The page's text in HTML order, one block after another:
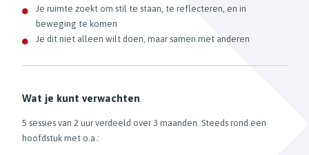
Je ruimte zoekt om stil te staan, te reflecteren, en in
beweging te komen
Je dit niet alleen wilt doen, maar samen met anderen
Wat je kunt verwachten
5 sessies van 2 uur verdeeld over 3 maanden. Steeds rond een
hoofdstuk met o.a.: